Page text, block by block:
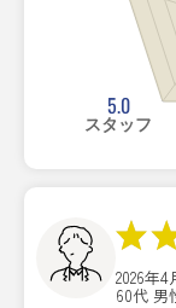
5.0
スタッフ
2026年4
60代 男